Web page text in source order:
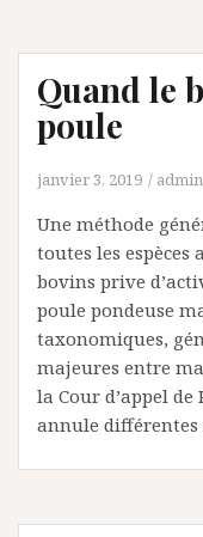
Quand le
poule
janvier 3, 2019 admin
Une méthode
toutes les
bovins prive
poule pondeuse
taxonomiques,
majeures entre
la Cour d’appel
annule